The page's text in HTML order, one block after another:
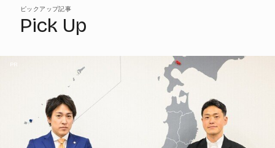
ピックアップ記事
Pick Up
PR